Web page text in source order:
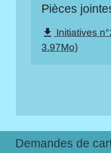
Pièces
file_download Initiatives
3.97Mo)
Demandes de